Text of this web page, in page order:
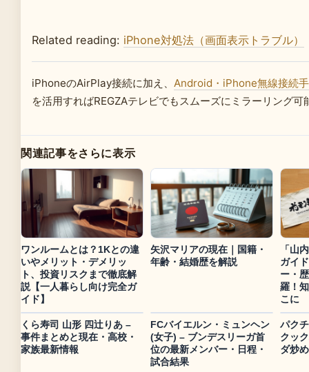
Related reading: iPhone対処法（画面表示トラブル）
iPhoneのAirPlay接続に加え、 Android・iPhone無線接続
を活用すればREGZAテレビでもスムーズにミラーリング可
関連記事をさらに表示
ワンルームとは？1Kとの違
いやメリット・デメリッ
ト、投資リスクまで徹底解
説【一人暮らし向け完全ガ
イド】
矢沢マリアの現在｜国籍・
年齢・結婚歴を解説
「山
ガイ
ー・
羅！
こに
くら寿司 山形 四辻りあ –
事件まとめと現在・高校・
家族最新情報
FCバイエルン・ミュンヘン
(女子) – ブンデスリーガ首
位の最新メンバー・日程・
試合結果
パク
クッ
ダ炒